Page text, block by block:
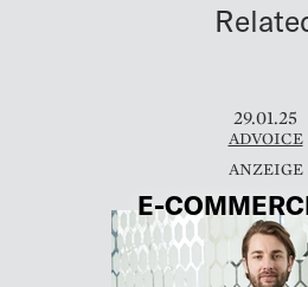
29.01.25
ADVOICE
E-